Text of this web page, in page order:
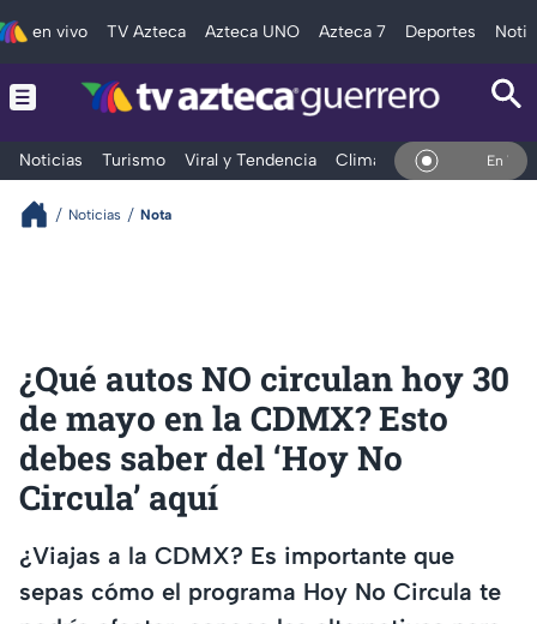
en vivo TV Azteca Azteca UNO Azteca 7 Deportes
Noticias Turismo Viral y Tendencia Clima Deportes En Vivo
Noticias Nota
¿Qué autos NO circulan hoy 30
de mayo en la CDMX? Esto
debes saber del ‘Hoy No
Circula’ aquí
¿Viajas a la CDMX? Es importante que
sepas cómo el programa Hoy No Circula te